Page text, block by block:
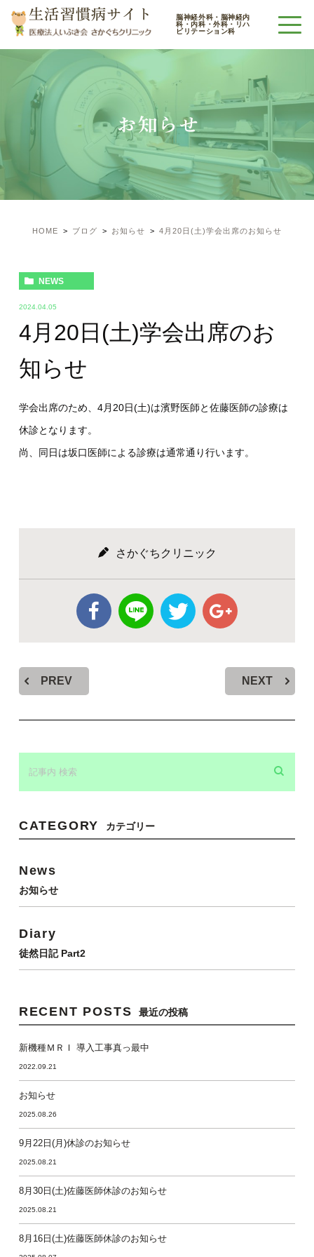
生活習慣病サイト
脳神経外科・脳神経内
科・内科・外科・リハ
ビリテーション科
お知らせ
HOME ブログ お知らせ 4月20日(土)学会出席のお知らせ
NEWS
2024.04.05
4月20日(土)学会出席のお
知らせ
学会出席のため、4月20日(土)は濱野医師と佐藤医師の診療は
休診となります。
尚、同日は坂口医師による診療は通常通り行います。
さかぐちクリニック
PREV NEXT
CATEGORY カテゴリー
News
お知らせ
Diary
徒然日記 Part2
RECENT POSTS 最近の投稿
新機種ＭＲＩ 導入工事真っ最中
2022.09.21
お知らせ
2025.08.26
9月22日(月)休診のお知らせ
2025.08.21
8月30日(土)佐藤医師休診のお知らせ
2025.08.21
8月16日(土)佐藤医師休診のお知らせ